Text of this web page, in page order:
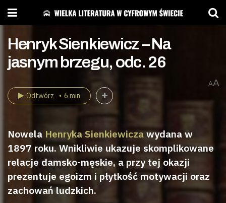
Henryk Sienkiewicz – Na
jasnym brzegu, odc. 26
AA
Odtwórz 6 min
Nowela Henryka Sienkiewiczawydana w
1897 roku. Wnikliwie ukazuje skomplikowane
relacje damsko-męskie, a przy tej okazji
prezentuje egoizm i płytkość motywacji oraz
zachowań ludzkich.